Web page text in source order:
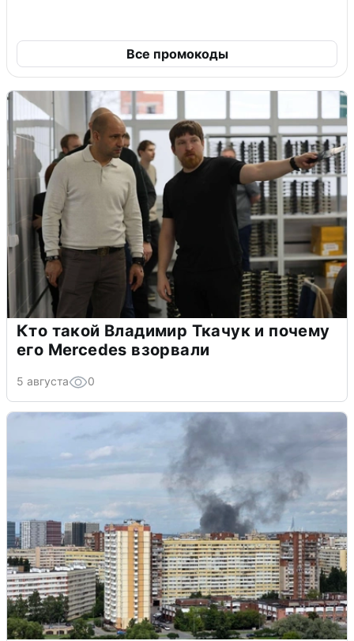
Все промокоды
Кто такой Владимир Ткачук и почему
его Mercedes взорвали
5 августа 0